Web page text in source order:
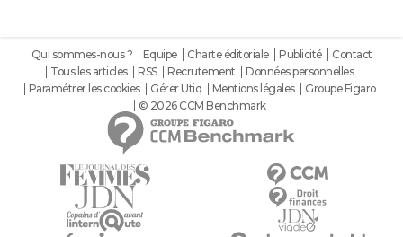
Qui sommes-nous ? Equipe Charte éditoriale Publicité
Contact
Tous les articles
RSS Recrutement
Données personnelles
Paramétrer les cookies
Gérer Utiq Mentions légales
Groupe Figaro
© 2026 CCM Benchmark